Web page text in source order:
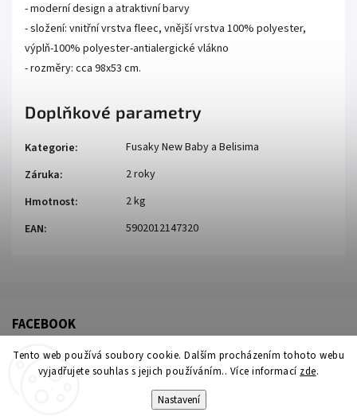
Tento web používá soubory cookie. Dalším procházením tohoto webu
vyjadřujete souhlas s jejich používáním.. Více informací zde.
Nastavení
- moderní design a atraktivní barvy
- složení: vnitřní vrstva fleec, vnější vrstva 100% polyester,
výplň-100% polyester-antialergické vlákno
- rozměry: cca 98x53 cm.
Doplňkové parametry
Kategorie:
Fusaky New Baby a Belisima
Záruka:
2 roky
Hmotnost:
2 kg
EAN: 5902012147320
FACEBOOK